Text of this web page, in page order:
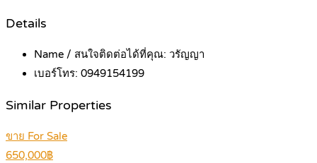
Details
Name / สนใจติดต่อได้ที่คุณ: วรัญญา
เบอร์โทร: 0949154199
Similar Properties
ขาย For Sale
650,000฿